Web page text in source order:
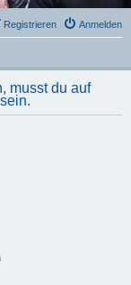
Anmelden
Registrieren
musst du auf